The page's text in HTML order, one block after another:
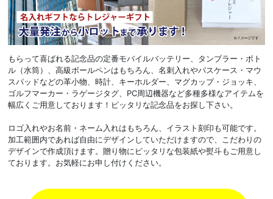
もらって喜ばれる記念品の定番モバイルバッテリー、タンブラー・ボト
ル（水筒）、高級ボールペンはもちろん、名刺入れやパスケース・マウ
スパッドなどの革小物、時計、キーホルダー、マグカップ・ジョッキ、
ゴルフマーカー・ラゲージタグ、PC周辺機器など多種多様なアイテムを
幅広くご用意しております！ピッタリな記念品をお探し下さい。
ロゴ入れやお名前・ネーム入れはもちろん、イラスト刻印も可能です。
加工範囲内であれば自由にデザインしていただけますので、こだわりの
デザインで作成頂けます。贈り物にピッタリな包装紙や熨斗もご用意し
ております。お気軽にお申し付けください。